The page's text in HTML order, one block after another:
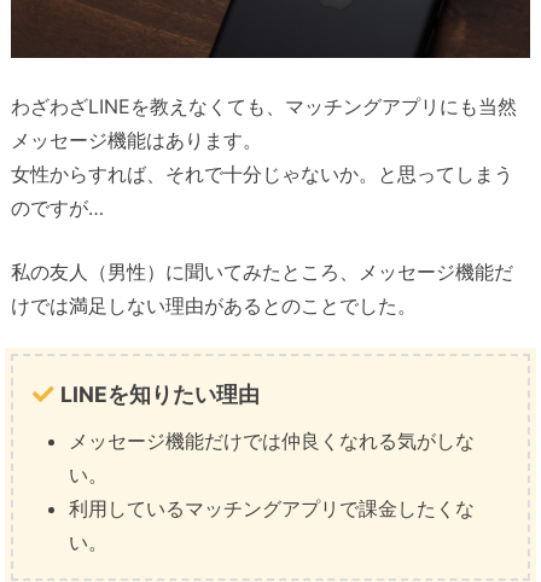
わざわざLINEを教えなくても、マッチングアプリにも当然
メッセージ機能はあります。
女性からすれば、それで十分じゃないか。と思ってしまう
のですが…
私の友人（男性）に聞いてみたところ、メッセージ機能だ
けでは満足しない理由があるとのことでした。
LINEを知りたい理由
メッセージ機能だけでは仲良くなれる気がしな
い。
利用しているマッチングアプリで課金したくな
い。